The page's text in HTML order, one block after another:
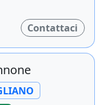
Contattaci